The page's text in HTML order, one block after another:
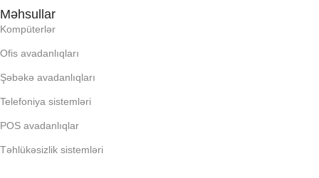
OXUNAN BARKOD NV:
PROSESSOR
QURULU:
Məhsullar
Kompüterlər
Ofis avadanlıqları
Şəbəkə avadanlıqları
Telefoniya sistemləri
POS avadanlıqlar
Təhlükəsizlik sistemləri